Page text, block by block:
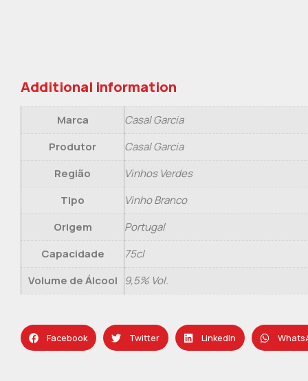
Additional information
Marca
Casal Garcia
Produtor
Casal Garcia
Região
Vinhos Verdes
Tipo
Vinho Branco
Origem
Portugal
Capacidade
75cl
Volume de Álcool
9,5% Vol.
Facebook Twitter LinkedIn